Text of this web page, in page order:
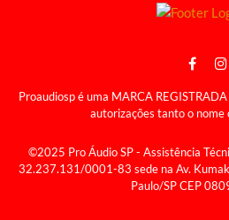
Proaudiosp é uma MARCA
autorizações tanto o nome
©2025 Pro Áudio SP - Assistência
32.237.131/0001-83 sede na Av.
Paulo/SP CEP